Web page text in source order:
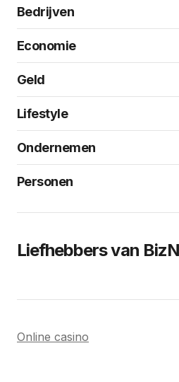
Bedrijven
Economie
Geld
Lifestyle
Ondernemen
Personen
Liefhebbers van
Online casino